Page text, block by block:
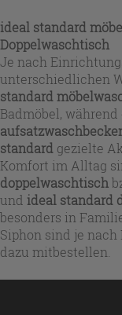
ideal standard
Doppelwaschtisch
Je nach
unterschiedlichen
standard
Badmöbel, während
standard gezielte
Komfort im Alltag
doppelwaschtisch
und ideal standard
besonders in
Siphon sind je
dazu mitbestellen.